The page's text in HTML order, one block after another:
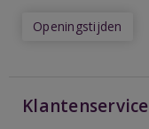
Openingstijden
Klantenservice